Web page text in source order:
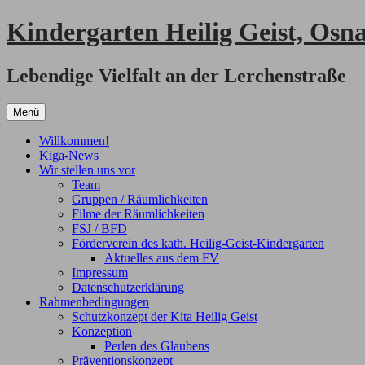
Zum
Inhalt
Kindergarten Heilig Geist,
Lebendige Vielfalt an der Lerchenstraße
Menü
Willkommen!
Kiga-News
Wir stellen uns vor
Team
Gruppen / Räumlichkeiten
Filme der Räumlichkeiten
FSJ / BFD
Förderverein des kath. Heilig-Geist-Kindergarten
Aktuelles aus dem FV
Impressum
Datenschutzerklärung
Rahmenbedingungen
Schutzkonzept der Kita Heilig Geist
Konzeption
Perlen des Glaubens
Präventionskonzept